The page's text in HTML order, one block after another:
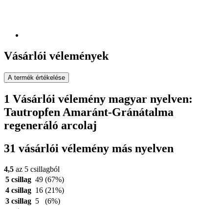
Vásárlói vélemények
A termék értékelése
1 Vásárlói vélemény magyar nyelven:
Tautropfen Amaránt-Gránátalma
regeneráló arcolaj
31 vásárlói vélemény más nyelven
4,5 az 5 csillagból
5 csillag 49 (67%)
4 csillag 16 (21%)
3 csillag 5
(6%)